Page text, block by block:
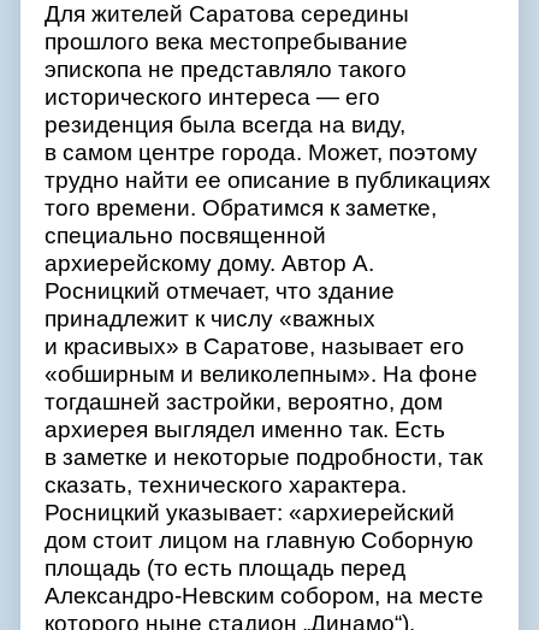
Для жителей Саратова середины
прошлого века местопребывание
эпископа не представляло такого
исторического интереса — его
резиденция была всегда на виду,
в самом центре города. Может, поэтому
трудно найти ее описание в публикациях
того времени. Обратимся к заметке,
специально посвященной
архиерейскому дому. Автор А.
Росницкий отмечает, что здание
принадлежит к числу «важных
и красивых» в Саратове, называет его
«обширным и великолепным». На фоне
тогдашней застройки, вероятно, дом
архиерея выглядел именно так. Есть
в заметке и некоторые подробности, так
сказать, технического характера.
Росницкий указывает: «архиерейский
дом стоит лицом на главную Соборную
площадь (то есть площадь перед
Александро-Невским собором, на месте
которого ныне стадион „Динамо“).